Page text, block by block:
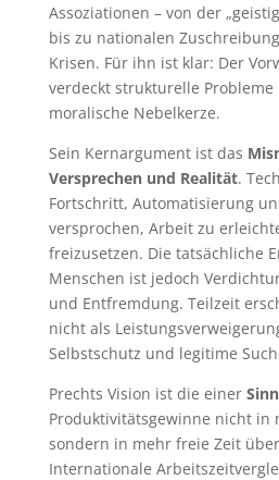
Assoziationen – von der
bis zu nationalen
Krisen. Für ihn ist klar: Der
verdeckt strukturelle
moralische Nebelkerze.
Sein Kernargument ist das
Versprechen und Realität.
Fortschritt, Automatisierung
versprochen, Arbeit zu
freizusetzen. Die tatsächliche
Menschen ist jedoch
und Entfremdung. Teilzeit
nicht als
Selbstschutz und legitime
Prechts Vision ist die einer
Produktivitätsgewinne nicht in
sondern in mehr freie Zeit
Internationale